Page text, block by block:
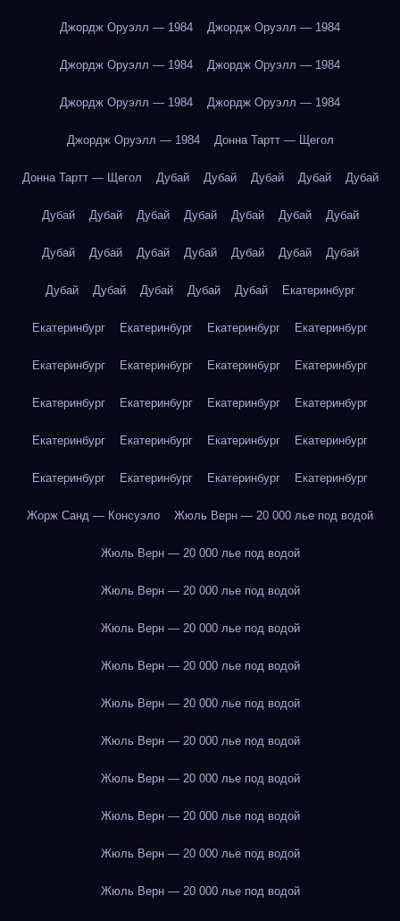
Джордж Оруэлл — 1984 Джордж Оруэлл — 1984
Джордж Оруэлл — 1984 Джордж Оруэлл — 1984
Джордж Оруэлл — 1984 Джордж Оруэлл — 1984
Джордж Оруэлл — 1984 Донна Тартт — Щегол
Донна Тартт — Щегол Дубай Дубай Дубай Дубай Дубай
Дубай Дубай Дубай Дубай Дубай Дубай Дубай
Дубай Дубай Дубай Дубай Дубай Дубай Дубай
Дубай Дубай Дубай Дубай Дубай Екатеринбург
Екатеринбург Екатеринбург Екатеринбург Екатеринбург
Екатеринбург Екатеринбург Екатеринбург Екатеринбург
Екатеринбург Екатеринбург Екатеринбург Екатеринбург
Екатеринбург Екатеринбург Екатеринбург Екатеринбург
Екатеринбург Екатеринбург Екатеринбург Екатеринбург
Жорж Санд — Консуэло Жюль Верн — 20 000 лье под водой
Жюль Верн — 20 000 лье под водой
Жюль Верн — 20 000 лье под водой
Жюль Верн — 20 000 лье под водой
Жюль Верн — 20 000 лье под водой
Жюль Верн — 20 000 лье под водой
Жюль Верн — 20 000 лье под водой
Жюль Верн — 20 000 лье под водой
Жюль Верн — 20 000 лье под водой
Жюль Верн — 20 000 лье под водой
Жюль Верн — 20 000 лье под водой